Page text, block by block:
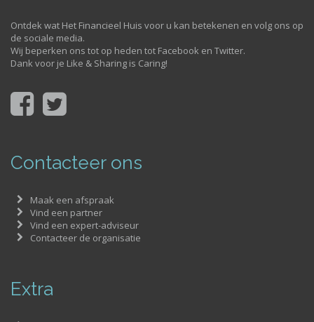
Ontdek wat Het Financieel Huis voor u kan betekenen en volg ons op
de sociale media.
Wij beperken ons tot op heden tot Facebook en Twitter.
Dank voor je Like & Sharing is Caring!
Contacteer ons
Maak een afspraak
Vind een partner
Vind een expert-adviseur
Contacteer de organisatie
Extra